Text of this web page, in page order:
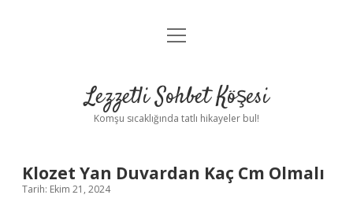
Anasayfa
Yasal Uyarı
menüyü
Lezzetli Sohbet Köşesi
Komşu sıcaklığında tatlı hikayeler bul!
Klozet Yan Duvardan Kaç Cm Olmalı
Tarih: Ekim 21, 2024